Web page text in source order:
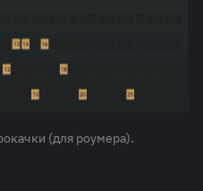
(для роумера).